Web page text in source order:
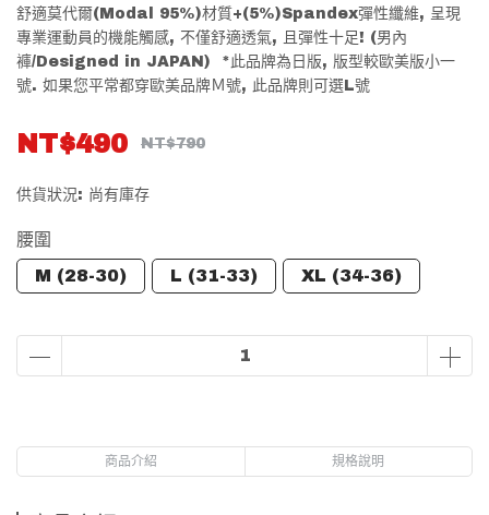
舒適莫代爾(Modal 95%)材質+(5%)Spandex彈性纖維, 呈現
專業運動員的機能觸感, 不僅舒適透氣, 且彈性十足! (男內
褲/Designed in JAPAN) *此品牌為日版, 版型較歐美版小一
號. 如果您平常都穿歐美品牌Ｍ號, 此品牌則可選L號
NT$490 NT$790
供貨狀況: 尚有庫存
腰圍
M (28-30)
L (31-33) XL (34-36)
商品介紹 規格說明